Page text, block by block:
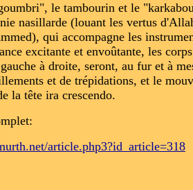
le tambourin et le
nasillarde (louant les vertus
qui accompagne les
excitante et envoûtante, les
à droite, seront, au fur et à
et de trépidations, et le
la tête ira crescendo.
article.php3?id_article=318